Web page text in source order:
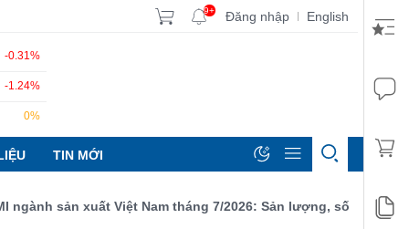
9+ Đăng nhập | English
-0.31%
-1.24%
0%
TIN MỚI
sản xuất Việt Nam tháng 7/2026: Sản lượng, số lượng đơn